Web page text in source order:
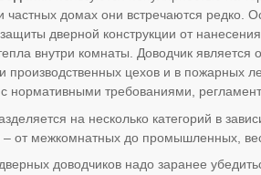
частных домах они встречаются редко.
дверной конструкции от
внутри комнаты. Доводчик
производственных цехов и в пожарных
с нормативными требованиями,
на несколько категорий в
– от межкомнатных до промышленных,
доводчиков надо заранее